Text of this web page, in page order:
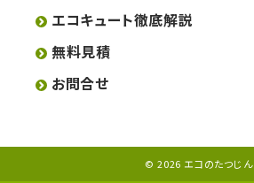
エコキュート徹底解説
無料見積
お問合せ
© 2026 エコのたつじん